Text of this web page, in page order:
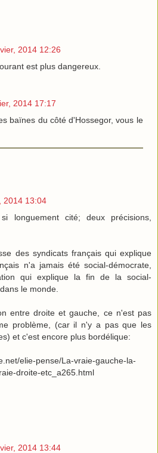
2014 12:26
est plus dangereux.
2014 17:17
baïnes du côté d'Hossegor, vous le
2014 13:04
longuement cité; deux précisions,
des syndicats français qui explique
n'a jamais été social-démocrate,
qui explique la fin de la social-
le monde.
entre droite et gauche, ce n'est pas
problème, (car il n'y a pas que les
et c'est encore plus bordélique:
elie-pense/La-vraie-gauche-la-
droite-etc_a265.html
2014 13:44